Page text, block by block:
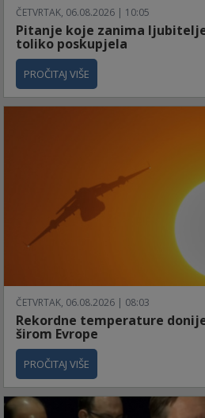
ČETVRTAK, 06.08.2026 | 10:05
Pitanje koje zanima
toliko poskupjela
PROČITAJ VIŠE
ČETVRTAK, 06.08.2026 | 08:03
Rekordne temperature
širom Evrope
PROČITAJ VIŠE